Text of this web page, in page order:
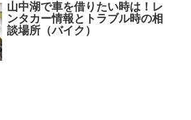
山中湖で車を借りたい時は！レ
ンタカー情報とトラブル時の相
談場所（バイク）